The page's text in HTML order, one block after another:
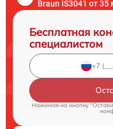
Braun IS3041 от 35
Бесплатная
специалистом
Нажимая на кнопку